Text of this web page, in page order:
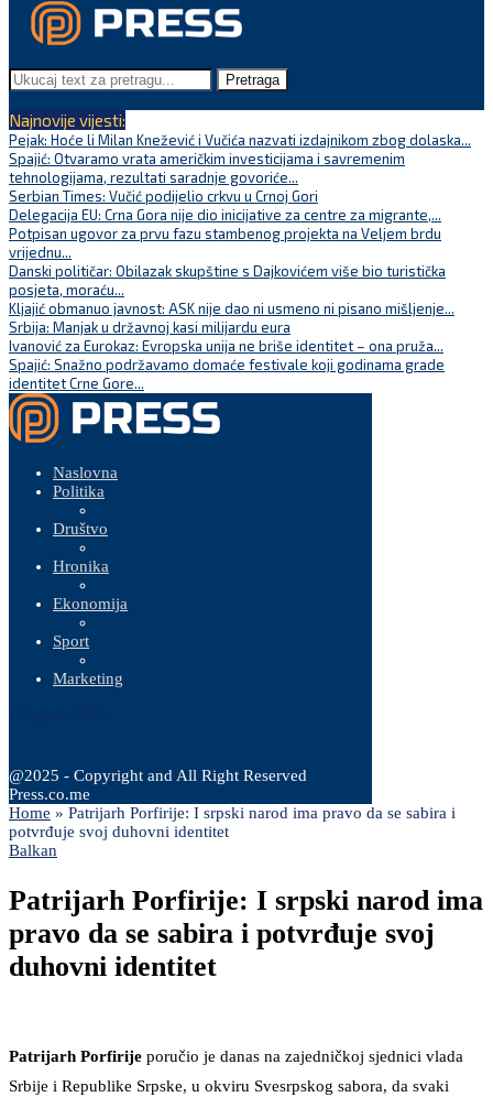
Pretraga
Najnovije vijesti:
Pejak: Hoće li Milan Knežević i Vučića nazvati izdajnikom zbog dolaska...
Spajić: Otvaramo vrata američkim investicijama i savremenim
tehnologijama, rezultati saradnje govoriće...
Serbian Times: Vučić podijelio crkvu u Crnoj Gori
Delegacija EU: Crna Gora nije dio inicijative za centre za migrante,...
Potpisan ugovor za prvu fazu stambenog projekta na Veljem brdu
vrijednu...
Danski političar: Obilazak skupštine s Dajkovićem više bio turistička
posjeta, moraću...
Kljajić obmanuo javnost: ASK nije dao ni usmeno ni pisano mišljenje...
Srbija: Manjak u državnoj kasi milijardu eura
Ivanović za Eurokaz: Evropska unija ne briše identitet – ona pruža...
Spajić: Snažno podržavamo domaće festivale koji godinama grade
identitet Crne Gore...
Naslovna
Politika
Društvo
Hronika
Ekonomija
Sport
Marketing
@2025 - Copyright and All Right Reserved
Press.co.me
Home » Patrijarh Porfirije: I srpski narod ima pravo da se sabira i
potvrđuje svoj duhovni identitet
Balkan
Patrijarh Porfirije: I srpski narod ima
pravo da se sabira i potvrđuje svoj
duhovni identitet
Patrijarh Porfirije poručio je danas na zajedničkoj sjednici vlada
Srbije i Republike Srpske, u okviru Svesrpskog sabora, da svaki